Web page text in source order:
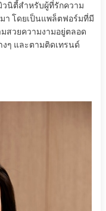
นิตี้สำหรับผู้ที่รักความ
า โดยเป็นแพล็ตฟอร์มที่มี
มสวยความงามอยู่ตลอด
ๆ และตามติดเทรนด์